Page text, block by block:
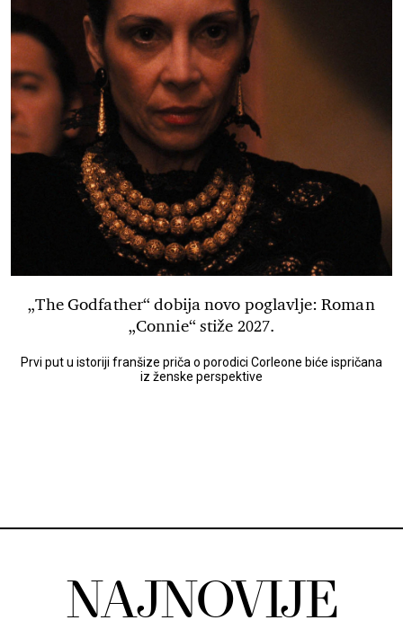
„The Godfather“ dobija novo poglavlje: Roman
„Connie“ stiže 2027.
Prvi put u istoriji franšize priča o porodici Corleone biće ispričana
iz ženske perspektive
NAJNOVIJE